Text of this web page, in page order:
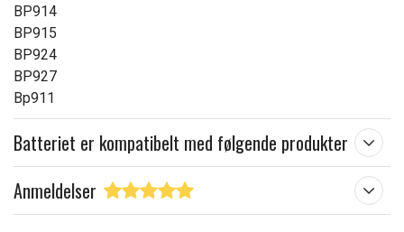
BP914
BP915
BP924
BP927
Bp911
Batteriet er kompatibelt med følgende produkter
Anmeldelser